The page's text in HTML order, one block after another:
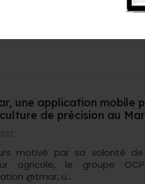
par les dernières sorties
sont à la recherche de
une application mobile
de précision au
motivé par sa volonté
agricole, le groupe
@tmar, u...